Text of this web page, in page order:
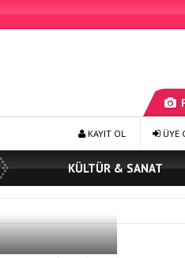
BAŞKAN MÜGEÜYE
KAYIT OL
KÜLTÜR & SANAT